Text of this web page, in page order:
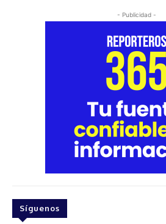
- Publicidad -
Síguenos